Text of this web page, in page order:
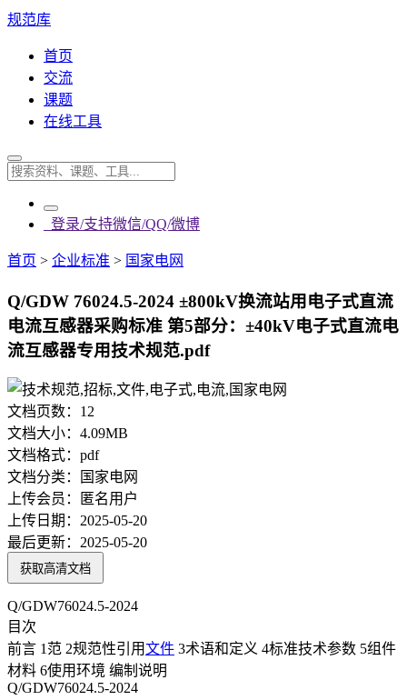
规范库
首页
交流
课题
在线工具
登录/支持微信/QQ/微博
首页 > 企业标准 > 国家电网
Q/GDW 76024.5-2024 ±800kV换流站用电子式直流
电流互感器采购标准 第5部分：±40kV电子式直流电
流互感器专用技术规范.pdf
文档页数： 12
文档大小： 4.09MB
文档格式： pdf
文档分类：
国家电网
上传会员：
匿名用户
上传日期： 2025-05-20
最后更新： 2025-05-20
获取高清文档
Q/GDW76024.5-2024
目次
前言 1范 2规范性引用文件 3术语和定义 4标准技术参数 5组件
材料 6使用环境 编制说明
Q/GDW76024.5-2024